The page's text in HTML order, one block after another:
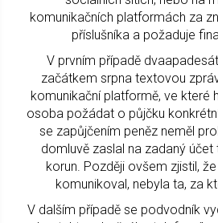
komunikačních platformách za
příslušníka a požaduje
V prvním případě
začátkem srpna textovou
komunikační platformě, ve které
osoba požádat o půjčku
se zapůjčením peněz neměl
domluvě zaslal na zadaný
korun. Později ovšem zjistil,
komunikoval, nebyla ta, za
V dalším případě se podvodník